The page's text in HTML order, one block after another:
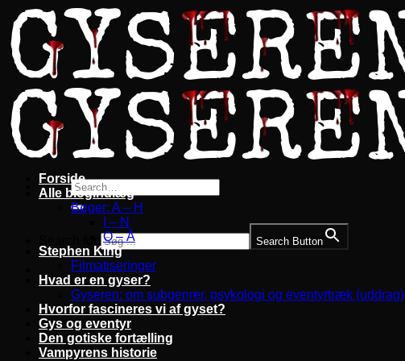
Fortsæt
til
indhold
Search Button
Forside
Alle blogindlæg
Bøger: A – H
I – N
O – Å
Stephen King
Filmatiseringer
Hvad er en gyser?
Gyseren: om subgenrer, psykologi og eventyrtræk (uddrag)
Hvorfor fascineres vi af gyset?
Gys og eventyr
Den gotiske fortælling
Vampyrens historie